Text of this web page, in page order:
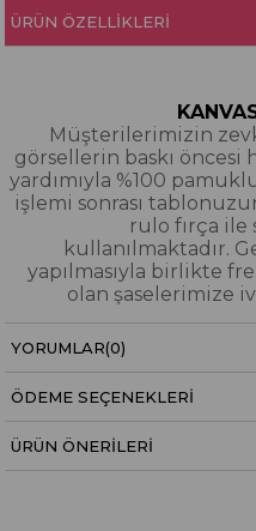
ÜRÜN ÖZELLIKLERI
Müşterilerimizin
görsellerin baskı öncesi
yardımıyla %100
işlemi sonrası
rulo fırça
kullanılmaktadır.
yapılmasıyla birlikte
olan şaselerimize
paketleyerek
YAĞLI BOYA &
dijital baskı alınıp
eşliğinde boya
YORUMLAR(0)
ÖDEME SEÇENEKLERI
ÜRÜN ÖNERILERI